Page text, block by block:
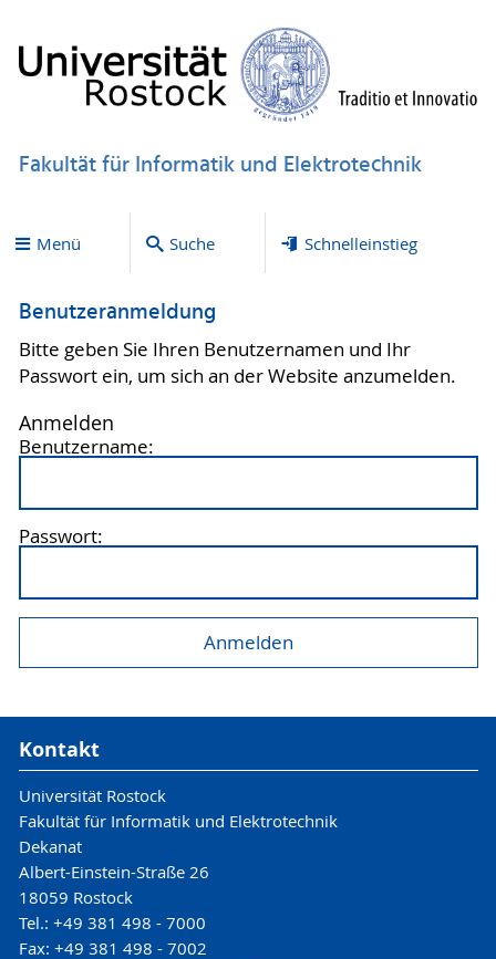
Fakultät für Informatik und Elektrotechnik
Menü Suche Schnelleinstieg
Benutzeranmeldung
Bitte geben Sie Ihren Benutzernamen und Ihr
Passwort ein, um sich an der Website anzumelden.
Anmelden
Benutzername:
Passwort:
Kontakt
Universität Rostock
Fakultät für Informatik und Elektrotechnik
Dekanat
Albert-Einstein-Straße 26
18059 Rostock
Tel.: +49 381 498 - 7000
Fax: +49 381 498 - 7002